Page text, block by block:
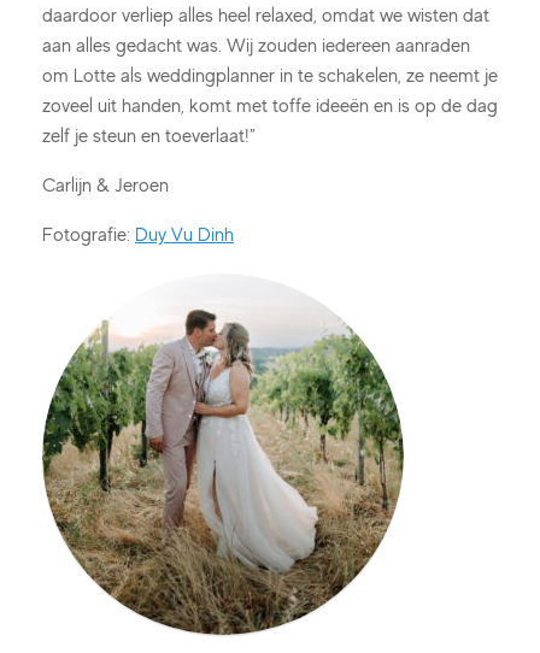
daardoor verliep alles heel relaxed, omdat we wisten dat
aan alles gedacht was. Wij zouden iedereen aanraden
om Lotte als weddingplanner in te schakelen, ze neemt je
zoveel uit handen, komt met toffe ideeën en is op de dag
zelf je steun en toeverlaat!”
Carlijn & Jeroen
Fotografie: Duy Vu Dinh